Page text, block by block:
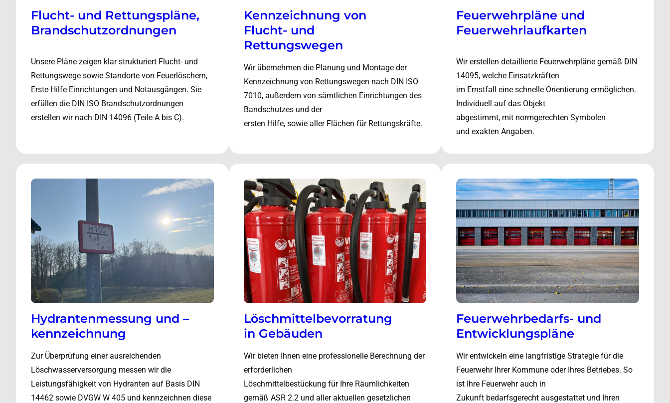
Flucht- und Rettungspläne,
Brandschutzordnungen
Unsere Pläne zeigen klar strukturiert Flucht- und
Rettungswege sowie Standorte von Feuerlöschern,
Erste-Hilfe-Einrichtungen und Notausgängen. Sie
erfüllen die DIN ISO Brandschutzordnungen
erstellen wir nach DIN 14096 (Teile A bis C).
Kennzeichnung von
Flucht- und
Rettungswegen
Wir übernehmen die Planung und Montage der
Kennzeichnung von Rettungswegen nach DIN ISO
7010, außerdem von sämtlichen Einrichtungen des
Bandschutzes und der
ersten Hilfe, sowie aller Flächen für Rettungskräfte.
Feuerwehrpläne und
Feuerwehrlaufkarten
Wir erstellen detaillierte Feuerwehrpläne gemäß DIN
14095, welche Einsatzkräften
im Ernstfall eine schnelle Orientierung ermöglichen.
Individuell auf das Objekt
abgestimmt, mit normgerechten Symbolen
und exakten Angaben.
Hydrantenmessung und –
kennzeichnung
Zur Überprüfung einer ausreichenden
Löschwasserversorgung messen wir die
Leistungsfähigkeit von Hydranten auf Basis DIN
14462 sowie DVGW W 405 und kennzeichnen diese
Löschmittelbevorratung
in Gebäuden
Wir bieten Ihnen eine professionelle Berechnung der
erforderlichen
Löschmittelbestückung für Ihre Räumlichkeiten
gemäß ASR 2.2 und aller aktuellen gesetzlichen
Feuerwehrbedarfs- und
Entwicklungspläne
Wir entwickeln eine langfristige Strategie für die
Feuerwehr Ihrer Kommune oder Ihres Betriebes. So
ist Ihre Feuerwehr auch in
Zukunft bedarfsgerecht ausgestattet und Ihren